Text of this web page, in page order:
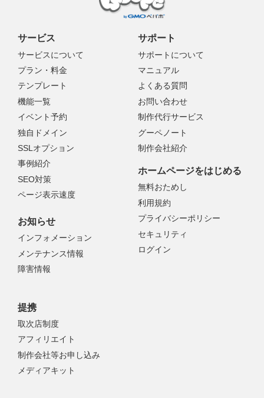
サービス
サービスについて
プラン・料金
テンプレート
機能一覧
イベント予約
独自ドメイン
SSLオプション
事例紹介
SEO対策
ページ表示速度
サポート
サポートについて
マニュアル
よくある質問
お問い合わせ
制作代行サービス
グーペノート
制作会社紹介
お知らせ
インフォメーション
メンテナンス情報
障害情報
提携
取次店制度
アフィリエイト
制作会社等お申し込み
メディアキット
ホームページをはじめる
無料おためし
利用規約
プライバシーポリシー
セキュリティ
ログイン